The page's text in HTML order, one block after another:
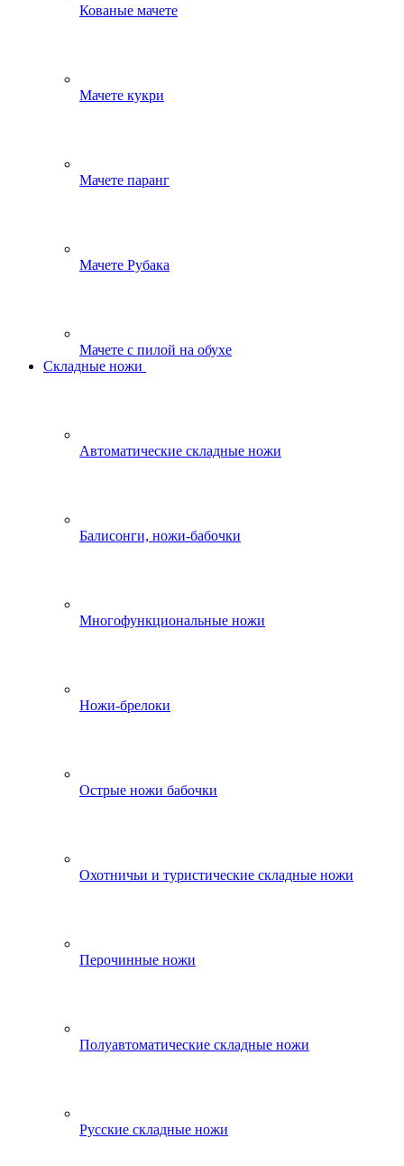
Кованые мачете
Мачете кукри
Мачете паранг
Мачете Рубака
Мачете с пилой на обухе
Складные ножи
Автоматические складные ножи
Балисонги, ножи-бабочки
Многофункциональные ножи
Ножи-брелоки
Острые ножи бабочки
Охотничьи и туристические складные ножи
Перочинные ножи
Полуавтоматические складные ножи
Русские складные ножи